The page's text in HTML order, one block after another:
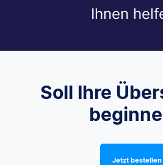
Ihnen
Soll Ihre
Jetzt bestellen